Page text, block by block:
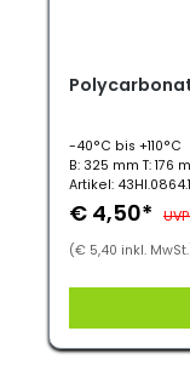
-40°C bis +110°C
B: 325 mm T: 176
Artikel:
€ 4,50*
(€ 5,40 inkl.